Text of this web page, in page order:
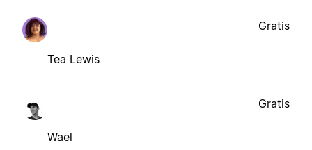
Tea Lewis
Gratis
Wael
Gratis